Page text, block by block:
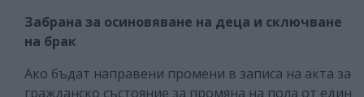
Забрана за осиновяване на деца и сключване
на брак
Ако бъдат направени промени в записа на акта за
гражданско състояние за промяна на пола от един